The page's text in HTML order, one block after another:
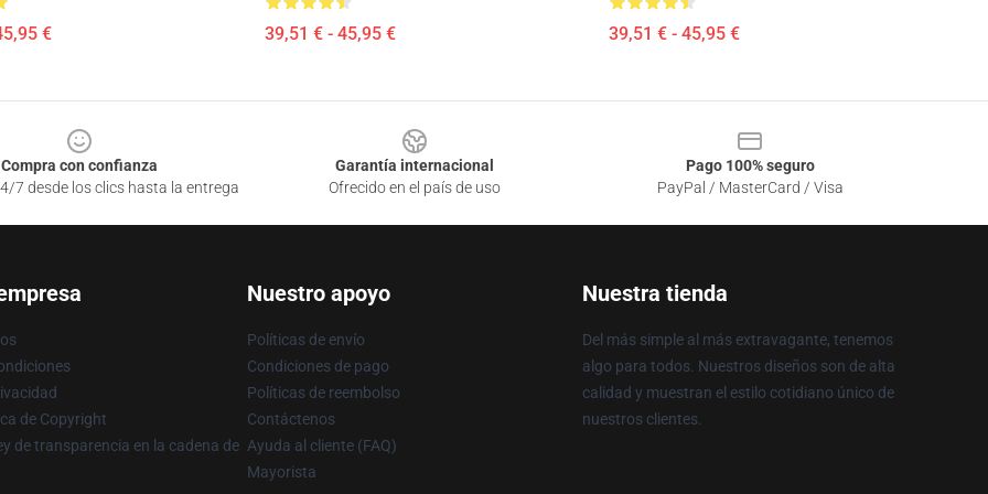
€ 39,51 € - 45,95 € 39,51 € - 45,95 €
Compra con confianza
7 desde los clics hasta la entrega
Garantía internacional
Ofrecido en el país de uso
Pago 100% seguro
PayPal / MasterCard / Visa
de Copyright
de transparencia en la cadena de
Nuestro apoyo
Políticas de envío
Condiciones de pago
Políticas de reembolso
Contáctenos
Ayuda al cliente (FAQ)
Mayorista
Nuestra tienda
Del más simple al más extravagante, tenemos
algo para todos. Nuestros diseños son de alta
calidad y muestran el estilo cotidiano único de
nuestros clientes.